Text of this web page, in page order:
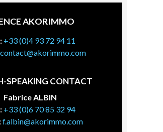
AKORIMMO
+33 (0)4 93 72 94 11
contact@akorimmo.com
SPEAKING CONTACT
Fabrice ALBIN
+33 (0)6 70 85 32 94
f.albin@akorimmo.com